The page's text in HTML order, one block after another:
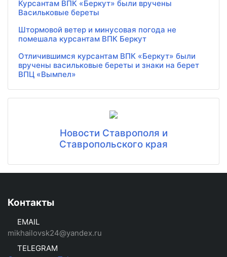
Курсантам ВПК «Беркут» были вручены
Васильковые береты
Штормовой ветер и минусовая погода не
помешала курсантам ВПК Беркут
Отличившимся курсантам ВПК «Беркут» были
вручены васильковые береты и знаки на берет
ВПЦ «Вымпел»
Новости Ставрополя и
Ставропольского края
Контакты
EMAIL
mikhailovsk24@yandex.ru
TELEGRAM